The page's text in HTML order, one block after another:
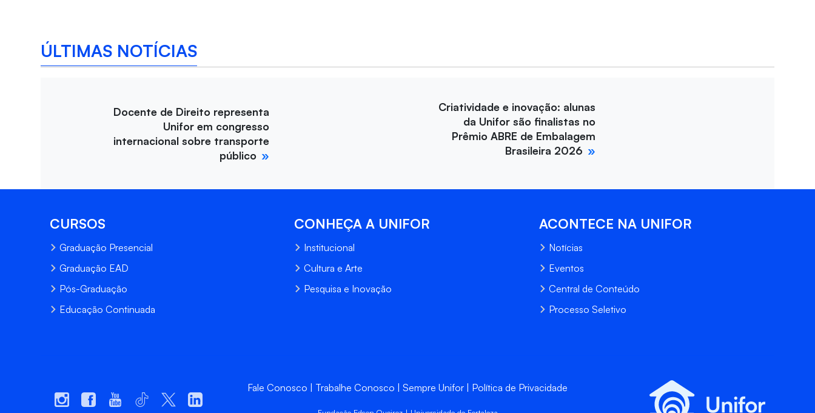
ÚLTIMAS NOTÍCIAS
Docente de Direito representa
Unifor em congresso
internacional sobre transporte
público
Criatividade e inovação: alunas
da Unifor são finalistas no
Prêmio ABRE de Embalagem
Brasileira 2026
CURSOS
Graduação Presencial
Graduação EAD
Pós-Graduação
Educação Continuada
CONHEÇA A UNIFOR
Institucional
Cultura e Arte
Pesquisa e Inovação
ACONTECE NA UNIFOR
Notícias
Eventos
Central de Conteúdo
Processo Seletivo
Fale Conosco Trabalhe Conosco Sempre Unifor Política de Privacidade